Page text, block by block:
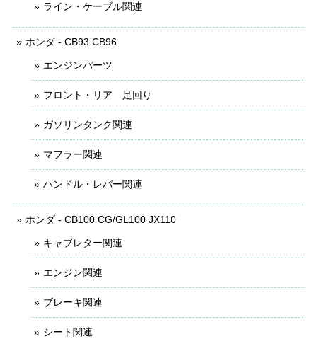
ライン・ケーブル関連
ホンダ - CB93 CB96
エンジンパーツ
フロント・リア 足回り
ガソリンタンク関連
マフラー関連
ハンドル・レバー関連
ホンダ - CB100 CG/GL100 JX110
キャブレター関連
エンジン関連
ブレーキ関連
シート関連